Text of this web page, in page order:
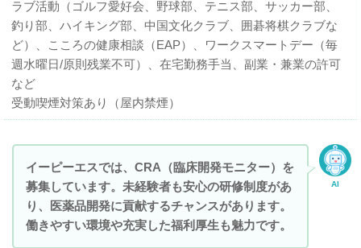
ラブ活動（ゴルフ愛好会、野球部、テニス部、サッカー部、
釣り部、ハイキング部、中国文化クラブ、囲碁将棋クラブな
ど）、こころの健康相談（EAP）、ワークスマートデー（毎
週水曜日/原則残業不可）、在宅勤務手当、副業・兼業の許可
など
受動喫煙対策あり（屋内禁煙）
AI
イーピーエスでは、CRA（臨床開発モニター）を
募集しています。未経験者も安心の研修制度があ
り、医薬品開発に貢献するチャンスがあります。
働きやすい環境や充実した福利厚生も魅力です。